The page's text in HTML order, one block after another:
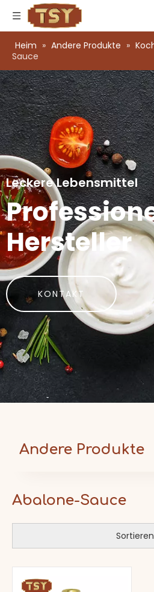
Heim » Andere Produkte »
Sauce
Leckere Lebensmittel
Hersteller
KONTAKT
Andere Produkte
Abalone-Sauce
Sortieren